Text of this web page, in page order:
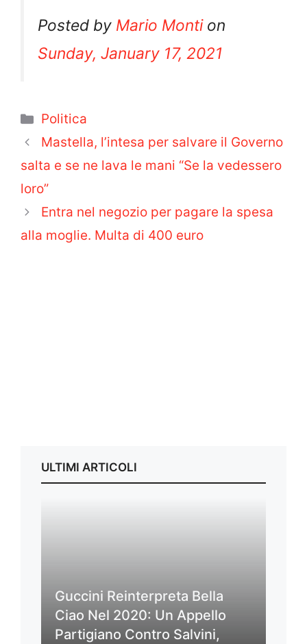
Posted by Mario Montion
Sunday, January 17, 2021
Categorie
Politica
Mastella, l’intesa per salvare il Governo
salta e se ne lava le mani “Se la vedessero
loro”
Entra nel negozio per pagare la spesa
alla moglie. Multa di 400 euro
ULTIMI ARTICOLI
Guccini Reinterpreta Bella
Ciao Nel 2020: Un Appello
Partigiano Contro Salvini,